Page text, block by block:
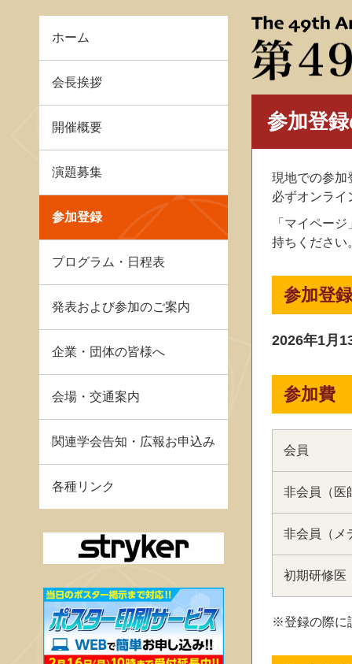
ホーム
会長挨拶
開催概要
演題募集
参加登録
プログラム・日程表
発表および参加のご案内
企業・団体の皆様へ
会場・交通案内
関連学会告知・広報お申込み
各種リンク
参加登
現地での参加
必ずオンライ
「マイペー
持ちください
参加登
2026年1月
参加費
会員
非会員（医
非会員（メ
初期研修医
※登録の際に